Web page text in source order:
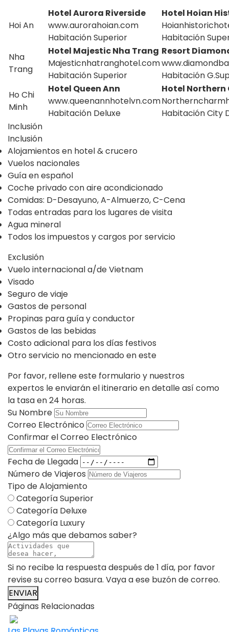
Hoi An
Hotel Aurora Riverside
www.aurorahoian.com
Habitación Superior
Hotel Hoian
Habitación
Nha
Trang
Hotel Majestic Nha Trang
Majesticnhatranghotel.com
Habitación Superior
Resort
Habitación
Ho Chi
Minh
Hotel Queen Ann
www.queenannhotelvn.com
Habitación Deluxe
Hotel Northern
Habitación City
Inclusión
Inclusión
Alojamientos en hotel & crucero
Vuelos nacionales
Guía en español
Coche privado con aire acondicionado
Comidas: D-Desayuno, A-Almuerzo, C-Cena
Todas entradas para los lugares de visita
Agua mineral
Todos los impuestos y cargos por servicio
Exclusión
Vuelo internacional a/de Vietnam
Visado
Seguro de viaje
Gastos de personal
Propinas para guía y conductor
Gastos de las bebidas
Costo adicional para los días festivos
Otro servicio no mencionado en este
Por favor, rellene este formulario y nuestros
expertos le enviarán el itinerario en detalle así como
la tasa en 24 horas.
Su Nombre
Correo Electrónico
Confirmar el Correo Electrónico
Fecha de Llegada
Número de Viajeros
Tipo de Alojamiento
Categoría Superior
Categoría Deluxe
Categoría Luxury
¿Algo más que debamos saber?
Si no recibe la respuesta después de 1 día, por favor
revise su correo basura. Vaya a ese buzón de correo.
ENVIAR
Páginas Relacionadas